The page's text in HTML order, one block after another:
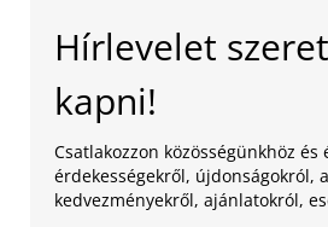
Hírlevelet
kapni!
Csatlakozzon közösségünkhöz és
érdekességekről, újdonságokról,
kedvezményekről, ajánlatokról,